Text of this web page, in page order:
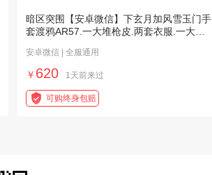
暗区突围【安卓微信】下玄月加风雪玉门手
套渡鸦AR57.一大堆枪皮.两套衣服.一大堆
安卓微信 | 全服通用
￥ 620 1天前来过
可购终身包赔